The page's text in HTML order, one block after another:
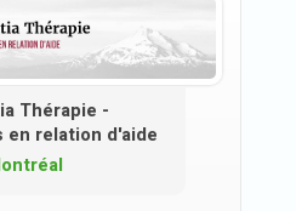
Thérapie -
en relation d'aide